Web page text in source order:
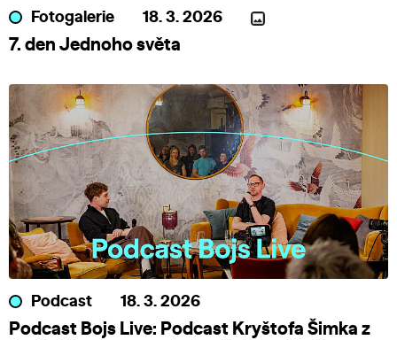
Fotogalerie 18. 3. 2026
7. den Jednoho světa
Podcast 18. 3. 2026
Podcast Bojs Live: Podcast Kryštofa Šimka z